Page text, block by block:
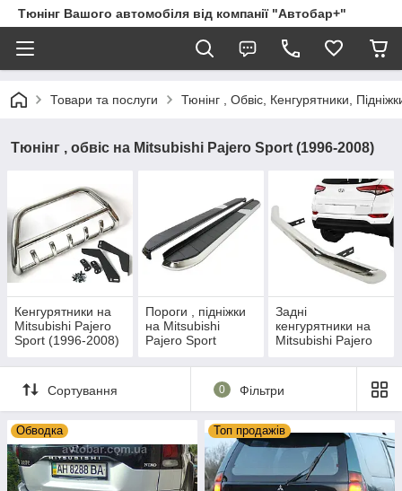
Тюнінг Вашого автомобіля від компанії "Автобар+"
Товари та послуги Тюнінг , Обвіс, Кенгурятники,
Тюнінг , обвіс на Mitsubishi Pajero Sport (1996-2008)
Кенгурятники на
Mitsubishi Pajero
Sport (1996-2008)
Пороги , підніжки
на Mitsubishi
Pajero Sport
Задні
кенгурятники на
Mitsubishi Pajero
Сортування 0 Фільтри
Обводка Топ продажів